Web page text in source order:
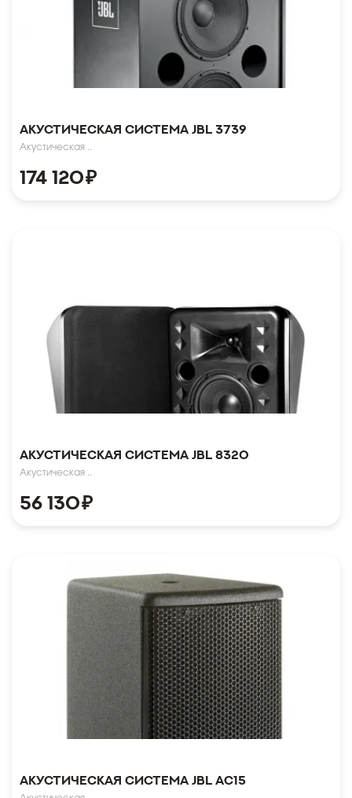
Акустическая система JBL 3739
Акустическая ..
174 120₽
Акустическая система JBL 8320
Акустическая ..
56 130₽
Акустическая система JBL AC15